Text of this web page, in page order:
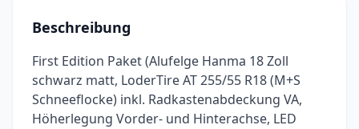
Beschreibung
First Edition Paket (Alufelge Hanma 18 Zoll
schwarz matt, LoderTire AT 255/55 R18 (M+S
Schneeflocke) inkl. Radkastenabdeckung VA,
Höherlegung Vorder- und Hinterachse, LED